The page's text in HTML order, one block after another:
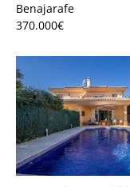
Benajarafe
370.000€